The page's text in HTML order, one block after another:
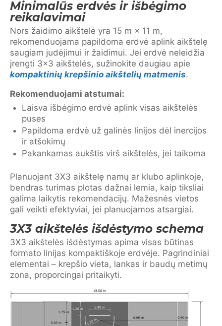
Minimalūs erdvės ir išbėgimo
reikalavimai
Nors žaidimo aikštelė yra 15 m × 11 m,
rekomenduojama papildoma erdvė aplink aikštelę
saugiam judėjimui ir žaidimui. Jei erdvė neleidžia
įrengti 3×3 aikštelės, sužinokite daugiau apie
kompaktinių krepšinio aikštelių matmenis.
Rekomenduojami atstumai:
Laisva išbėgimo erdvė aplink visas aikštelės
puses
Papildoma erdvė už galinės linijos dėl inercijos
ir atšokimų
Pakankamas aukštis virš aikštelės, jei taikoma
Planuojant 3X3 aikštelę namų ar klubo aplinkoje,
bendras turimas plotas dažnai lemia, kaip tiksliai
galima laikytis rekomendacijų. Mažesnės vietos
gali veikti efektyviai, jei planuojamos atsargiai.
3X3 aikštelės išdėstymo schema
3X3 aikštelės išdėstymas apima visas būtinas
formato linijas kompaktiškoje erdvėje. Pagrindiniai
elementai – krepšio vieta, lankas ir baudų metimų
zona, proporcingai pritaikyti.